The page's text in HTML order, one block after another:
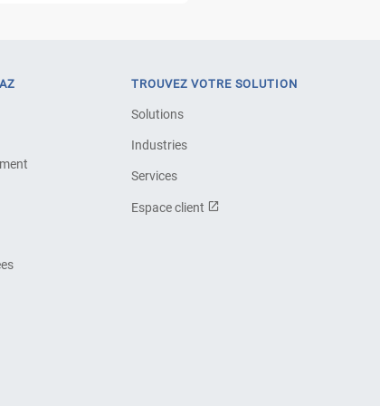
TROUVEZ VOTRE SOLUTION
Solutions
Industries
Services
Espace client